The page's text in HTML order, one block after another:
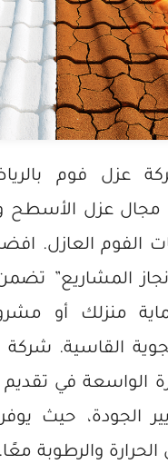
عزل فوم
مجال عزل الأسطح
الفوم العازل.
المشاريع”
منزلك أو
القاسية.
الواسعة في
الجودة، حيث
والرطوبة